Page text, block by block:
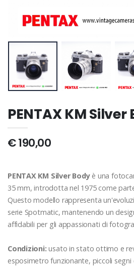
PENTAX KM Silver
€ 190,00
PENTAX KM Silver Body è una
35 mm, introdotta nel 1975 come
Questo modello rappresenta
serie Spotmatic, mantenendo un
affidabili per gli appassionati di
Condizioni: usato in stato ottimo e
esposimetro funzionante, piccoli